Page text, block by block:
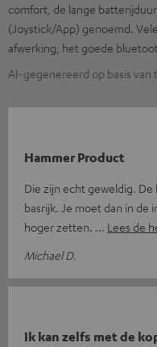
comfort, de lange
(Joystick/App) genoemd.
afwerking, het goede
AI-gegenereerd op basis
Hammer Product
Die zijn echt geweldig.
basrijk. Je moet dan in de
hoger zetten.
Lees de
Michael D.
Ik kan zelfs met de